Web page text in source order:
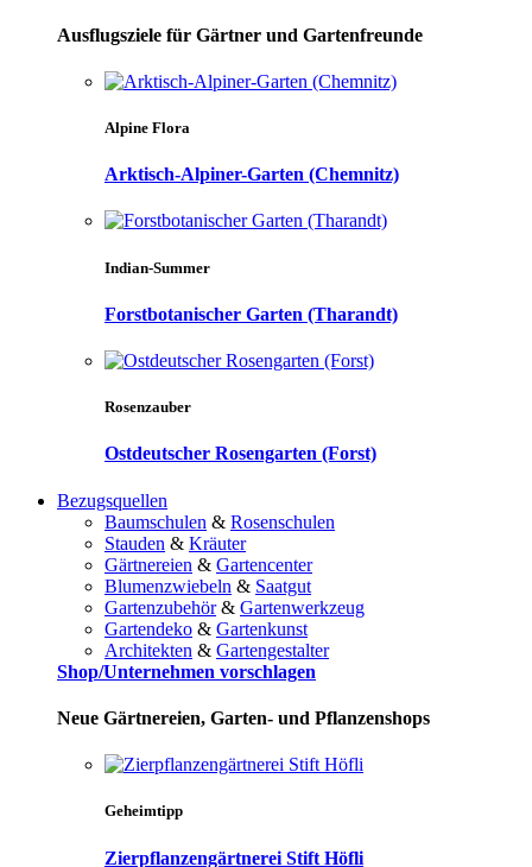
Ausflugsziele für Gärtner und Gartenfreunde
Alpine Flora
Arktisch-Alpiner-Garten (Chemnitz)
Indian-Summer
Forstbotanischer Garten (Tharandt)
Rosenzauber
Ostdeutscher Rosengarten (Forst)
Bezugsquellen
Baumschulen & Rosenschulen
Stauden & Kräuter
Gärtnereien & Gartencenter
Blumenzwiebeln & Saatgut
Gartenzubehör& Gartenwerkzeug
Gartendeko & Gartenkunst
Architekten & Gartengestalter
Shop/Unternehmen vorschlagen
Neue Gärtnereien, Garten- und Pflanzenshops
Geheimtipp
Zierpflanzengärtnerei Stift Höfli